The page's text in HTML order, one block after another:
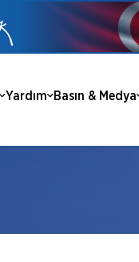
Yardım Basın & Medya